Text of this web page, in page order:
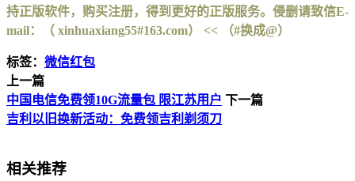
持正版软件，购买注册，得到更好的正版服务。侵删请致信E-
mail：（ xinhuaxiang55#163.com） << （#换成@）
标签： 微信红包
上一篇
中国电信免费领10G流量包 限江苏用户 下一篇
吉利以旧换新活动：免费领吉利剃须刀
相关推荐